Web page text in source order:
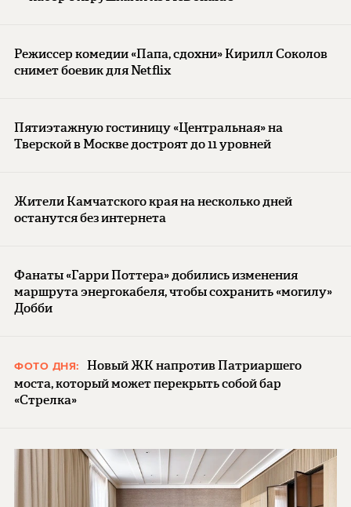
Режиссер комедии «Папа, сдохни» Кирилл Соколов
снимет боевик для Netflix
Пятиэтажную гостиницу «Центральная» на
Тверской в Москве достроят до 11 уровней
Жители Камчатского края на несколько дней
останутся без интернета
Фанаты «Гарри Поттера» добились изменения
маршрута энергокабеля, чтобы сохранить «могилу»
Добби
ФОТО ДНЯ:
Новый ЖК напротив Патриаршего
моста, который может перекрыть собой бар
«Стрелка»